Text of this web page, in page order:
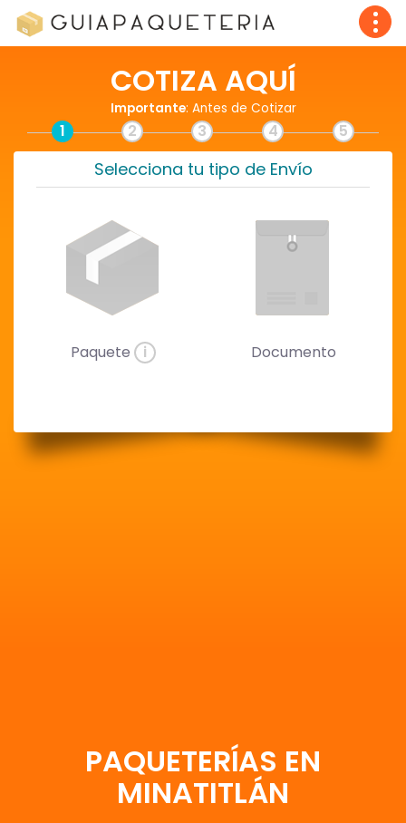
COTIZA AQUÍ
Importante: Antes de Cotizar
1 2 3 4 5
Selecciona tu tipo de Envío
Paquete i Documento
PAQUETERÍAS EN
MINATITLÁN